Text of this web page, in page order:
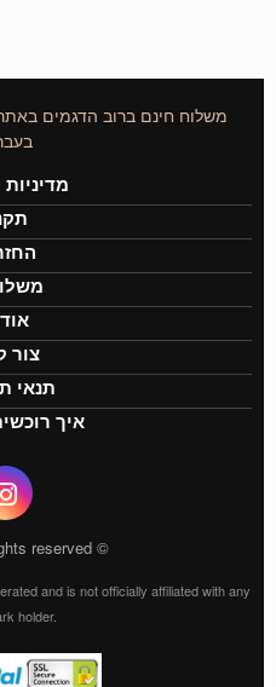
משלוח חינם ברוב הדגמים
צור
תנאי
איך
© Ustores. All rights reserved
and is not officially affiliated with any
holder.